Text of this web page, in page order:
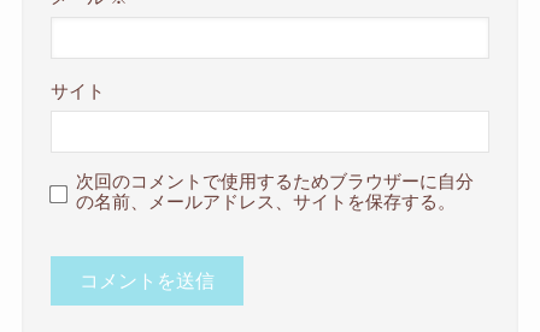
サイト
次回のコメントで使用するためブラウザーに自分
の名前、メールアドレス、サイトを保存する。